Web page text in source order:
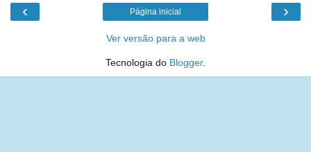
‹ ›
Página inicial
Ver versão para a web
Tecnologia do Blogger.